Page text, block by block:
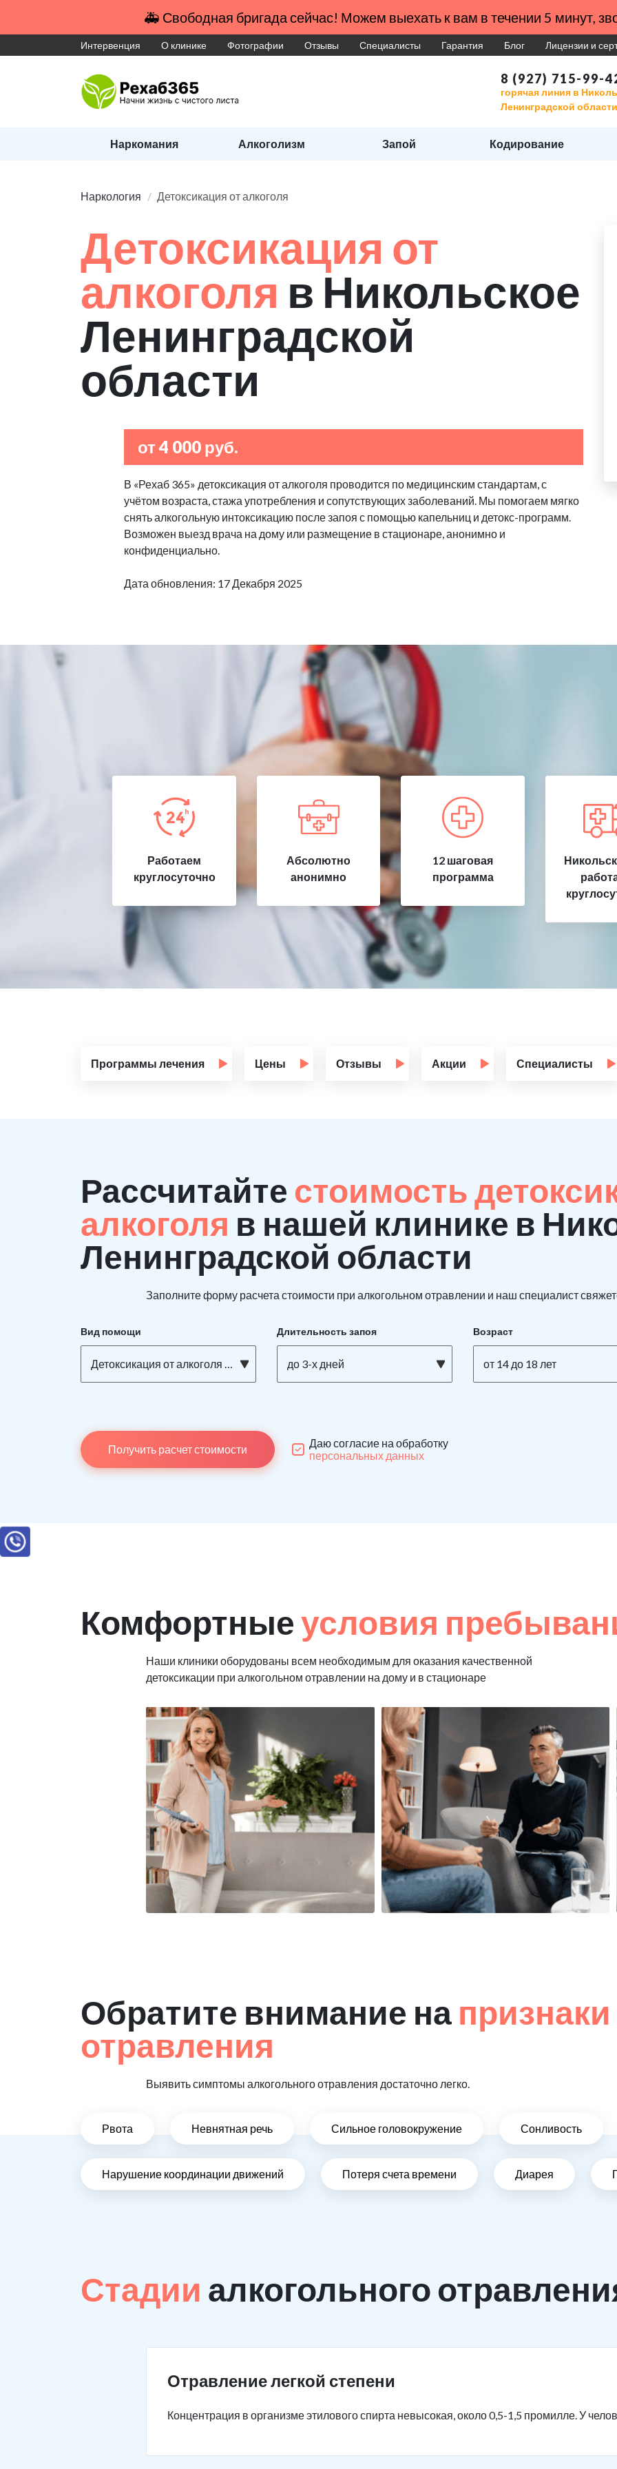
🚑 Свободная бригада сейчас! Можем выехать к вам в течении 5 минут,
Интервенция О клинике Фотографии Отзывы Специалисты Гарантия Блог Лицензии и
8 (927) 715-99-
горячая линия в
Ленинградской области
Наркомания Алкоголизм Запой Кодирование
Наркология Детоксикация от алкоголя
Детоксикация от
алкоголя в Никольское
Ленинградской
области
от 4 000 руб.
В «Рехаб 365» детоксикация от алкоголя проводится по медицинским стандартам, с
учётом возраста, стажа употребления и сопутствующих заболеваний. Мы помогаем мягко
снять алкогольную интоксикацию после запоя с помощью капельниц и детокс-программ.
Возможен выезд врача на дому или размещение в стационаре, анонимно и
конфиденциально.
Дата обновления: 17 Декабря 2025
Работаем
круглосуточно
Абсолютно
анонимно
12 шаговая
программа
Программы лечения Цены Отзывы Акции Специалисты
Рассчитайте стоимость
алкоголя в нашей клинике в
Ленинградской области
Заполните форму расчета стоимости при алкогольном отравлении и наш специалист
Вид помощи
Детоксикация от алкоголя на дому
Длительность запоя
до 3-х дней
Возраст
от 14 до 18 лет
Получить расчет стоимости
Даю согласие на обработку
персональных данных
Комфортныеусловия
Наши клиники оборудованы всем необходимым для оказания качественной
детоксикации при алкогольном отравлении на дому и в стационаре
Обратите внимание на
отравления
Выявить симптомы алкогольного отравления достаточно легко.
Рвота Невнятная речь Сильное головокружение Сонливость
Нарушение координации движений Потеря счета времени Диарея
Стадии алкогольного
Отравление легкой степени
Концентрация в организме этилового спирта невысокая, около 0,5-1,5 промилле. У